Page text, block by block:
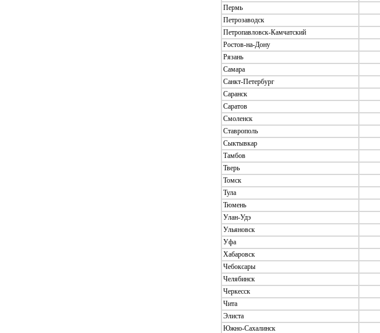
Пермь
Петрозаводск
Петропавловск-Камчатский
Ростов-на-Дону
Рязань
Самара
Санкт-Петербург
Саранск
Саратов
Смоленск
Ставрополь
Сыктывкар
Тамбов
Тверь
Томск
Тула
Тюмень
Улан-Удэ
Ульяновск
Уфа
Хабаровск
Чебоксары
Челябинск
Черкесск
Чита
Элиста
Южно-Сахалинск